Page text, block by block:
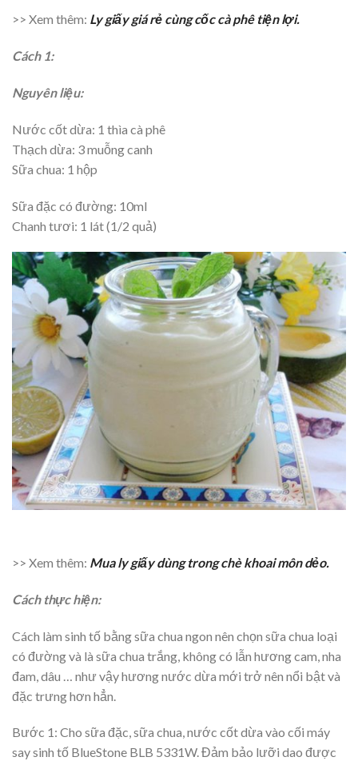
>> Xem thêm: Ly giấy giá rẻ cùng cốc cà phê tiện lợi.
Cách 1:
Nguyên liệu:
Nước cốt dừa: 1 thìa cà phê
Thạch dừa: 3 muỗng canh
Sữa chua: 1 hộp
Sữa đặc có đường: 10ml
Chanh tươi: 1 lát (1/2 quả)
>> Xem thêm: Mua ly giấy dùng trong chè khoai môn dẻo.
Cách thực hiện:
Cách làm sinh tố bằng sữa chua ngon nên chọn sữa chua loại
có đường và là sữa chua trắng, không có lẫn hương cam, nha
đam, dâu … như vậy hương nước dừa mới trở nên nổi bật và
đặc trưng hơn hẳn.
Bước 1: Cho sữa đặc, sữa chua, nước cốt dừa vào cối máy
say sinh tố BlueStone BLB 5331W. Đảm bảo lưỡi dao được